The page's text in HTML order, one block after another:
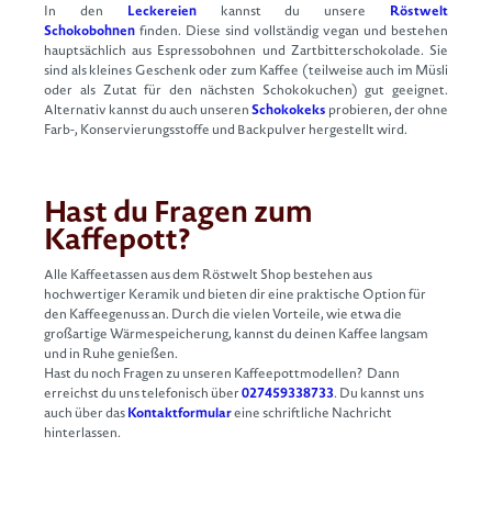
In den Leckereienkannst du unsere Röstwelt
Schokobohnen finden. Diese sind vollständig vegan und bestehen
hauptsächlich aus Espressobohnen und Zartbitterschokolade. Sie
sind als kleines Geschenk oder zum Kaffee (teilweise auch im Müsli
oder als Zutat für den nächsten Schokokuchen) gut geeignet.
Alternativ kannst du auch unserenSchokokeks probieren, der ohne
Farb-, Konservierungsstoffe und Backpulver hergestellt wird.
Hast du Fragen zum
Kaffepott?
Alle Kaffeetassen aus dem Röstwelt Shop bestehen aus
hochwertiger Keramik und bieten dir eine praktische Option für
den Kaffeegenuss an. Durch die vielen Vorteile, wie etwa die
großartige Wärmespeicherung, kannst du deinen Kaffee langsam
und in Ruhe genießen.
Hast du noch Fragen zu unseren Kaffeepottmodellen? Dann
erreichst du uns telefonisch über027459338733. Du kannst uns
auch über dasKontaktformulareine schriftliche Nachricht
hinterlassen.